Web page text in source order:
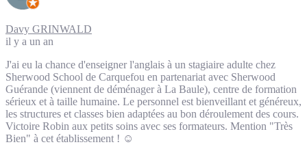
Davy GRINWALD
il y a un an
J'ai eu la chance d'enseigner l'anglais à un stagiaire adulte chez
Sherwood School de Carquefou en partenariat avec Sherwood
Guérande (viennent de déménager à La Baule), centre de formation
sérieux et à taille humaine. Le personnel est bienveillant et généreux,
les structures et classes bien adaptées au bon déroulement des cours.
Victoire Robin aux petits soins avec ses formateurs. Mention "Très
Bien" à cet établissement ! ☺️